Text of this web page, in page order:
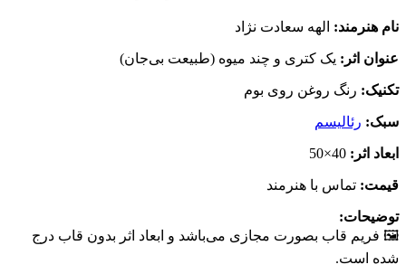
نام هنرمند: الهه سعادت نژاد
عنوان اثر: یک کتری و چند میوه (طبیعت بی‌جان)
تکنیک: رنگ روغن روی بوم
سبک: رئالیسم
ابعاد اثر: 40×50
قیمت: تماس با هنرمند
توضیحات:
🖼 فریم قاب بصورت مجازی می‌باشد و ابعاد اثر بدون قاب درج
شده است.